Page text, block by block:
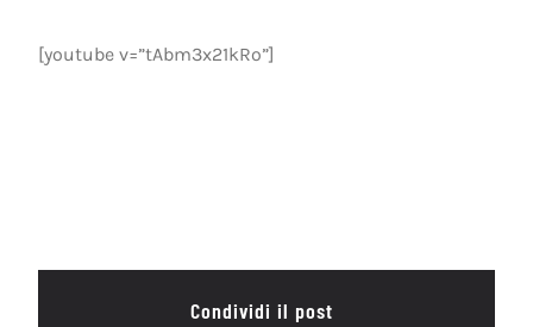
[youtube v=”tAbm3x21kRo”]
Condividi il post